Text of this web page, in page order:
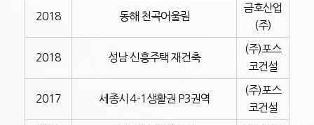
2018 동해 천곡어울림
금호산업
(주)
2018 성남 신흥주택 재건축
(주)포스
코건설
2017 세종시 4-1생활권 P3권역
(주)포스
코건설